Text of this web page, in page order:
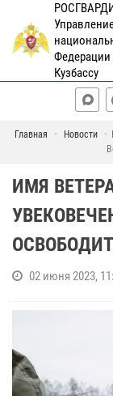
Федерации
Кузбассу
Главная Новости
ИМЯ
02 июня 2023,